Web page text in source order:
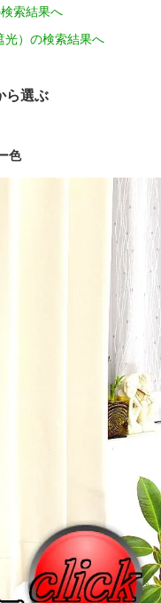
索結果へ
光）の検索結果へ
ら選ぶ
色